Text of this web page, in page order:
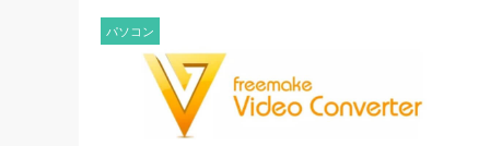
パソコン